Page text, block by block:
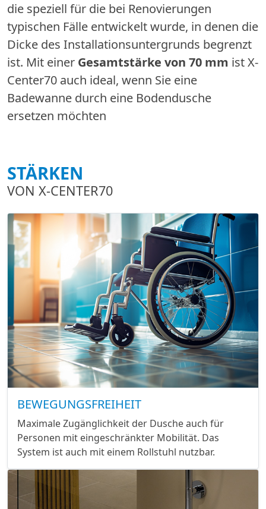
die speziell für die bei Renovierungen
typischen Fälle entwickelt wurde, in denen die
Dicke des Installationsuntergrunds begrenzt
ist. Mit einer Gesamtstärke von 70 mm ist X-
Center70 auch ideal, wenn Sie eine
Badewanne durch eine Bodendusche
ersetzen möchten
STÄRKEN
VON X-CENTER70
BEWEGUNGSFREIHEIT
Maximale Zugänglichkeit der Dusche auch für
Personen mit eingeschränkter Mobilität. Das
System ist auch mit einem Rollstuhl nutzbar.